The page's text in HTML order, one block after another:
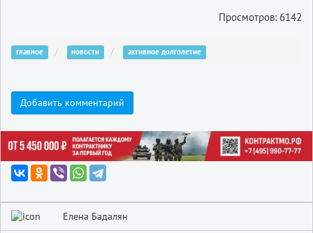
Просмотров: 6142
главное новости активное долголетие
Добавить комментарий
Елена Бадалян